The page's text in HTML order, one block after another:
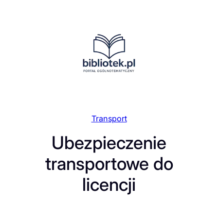
Transport
Ubezpieczenie
transportowe do
licencji